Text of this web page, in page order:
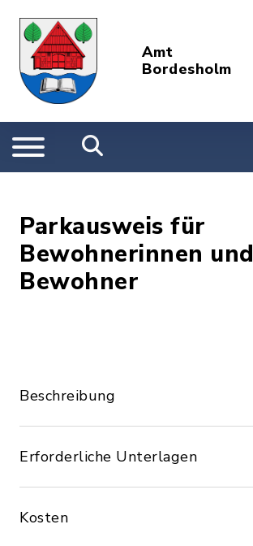
Amt
Bordesholm
Parkausweis für
Bewohnerinnen und
Bewohner
Beschreibung
Erforderliche Unterlagen
Kosten